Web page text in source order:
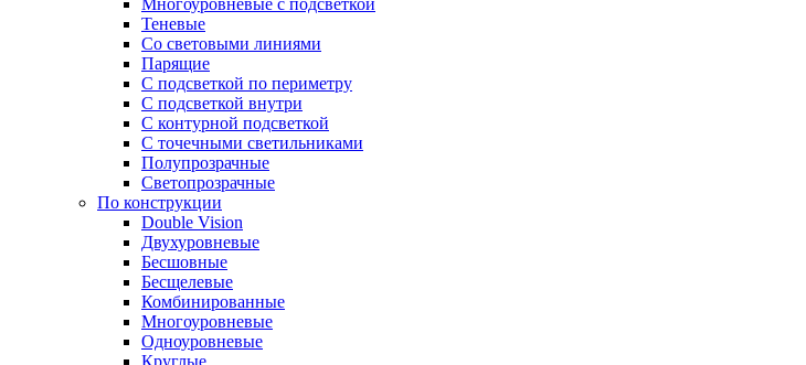
Многоуровневые с подсветкой
Теневые
Со световыми линиями
Парящие
С подсветкой по периметру
С подсветкой внутри
С контурной подсветкой
С точечными светильниками
Полупрозрачные
Светопрозрачные
По конструкции
Double Vision
Двухуровневые
Бесшовные
Бесщелевые
Комбинированные
Многоуровневые
Одноуровневые
Круглые